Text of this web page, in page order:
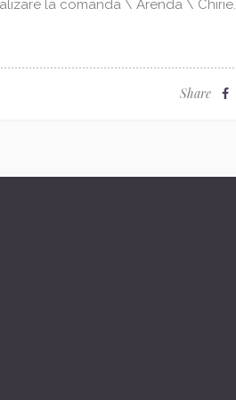
la comanda \ Arenda \ Chirie.
Share